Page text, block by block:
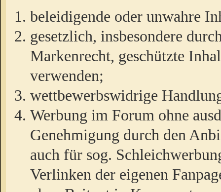
beleidigende oder unwahre
gesetzlich, insbesondere
Markenrecht, geschützte
verwenden;
wettbewerbswidrige
Werbung im Forum ohne
Genehmigung durch den
auch für sog.
Verlinken der eigenen